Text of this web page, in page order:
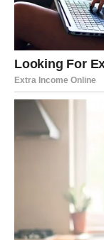
Mnogi
iznenađeni
nabolje.
Ono što vam
pokazati da
Sudbina vam
osjećati
Ovo je